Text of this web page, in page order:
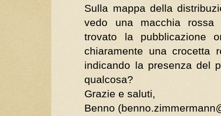
Sulla mappa della
vedo una macchia rossa
trovato la pubblicazione
chiaramente una crocetta
indicando la presenza del
qualcosa?
Grazie e saluti,
Benno